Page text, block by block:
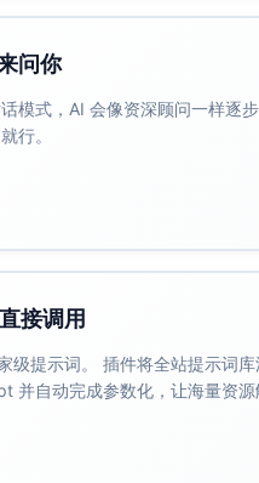
度提供稳定背压，控制呼气末压
传感器，完成呼气量与波形采集
时）
力的微小下降。
入下一吸气相，实现患者机同步
泄漏量等信号实时采集。
/涡轮转速，维持设定目标并稳定
泄压路径；断路/低潮气量时发
问你
模式，AI 会像资深顾问一样逐
行。
接调用
提示词。 插件将全站提示词
并自动完成参数化，让海量资源